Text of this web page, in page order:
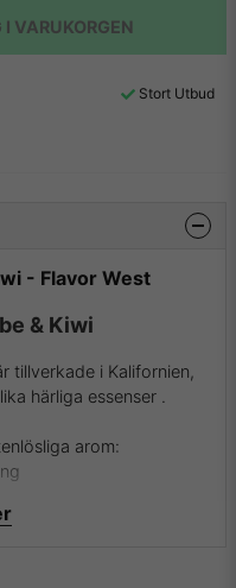
I VARUKORGEN
Stort Utbud
- Flavor West
& Kiwi
tillverkade i Kalifornien,
härliga essenser .
arom: